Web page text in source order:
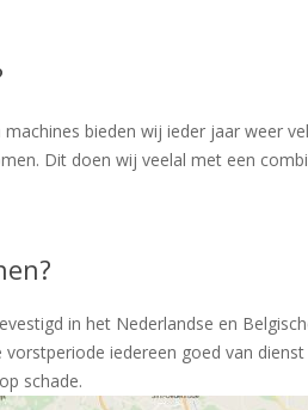
bieden wij ieder jaar weer
Dit doen wij veelal met een
in het Nederlandse en
vorstperiode iedereen goed van
schade.